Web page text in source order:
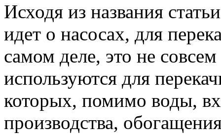
Исходя из названия
идет о насосах, для
самом деле, это не
используются для
которых, помимо воды,
производства,